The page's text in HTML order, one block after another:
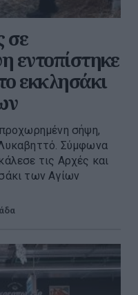
σε
εντοπίστηκε
εκκλησάκι
σήψη,
Σύμφωνα
τις Αρχές και
των Αγίων